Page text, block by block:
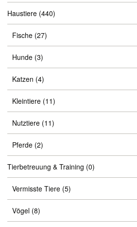
Haustiere (440)
Fische (27)
Hunde (3)
Katzen (4)
Kleintiere (11)
Nutztiere (11)
Pferde (2)
Tierbetreuung & Training (0)
Vermisste Tiere (5)
Vögel (8)